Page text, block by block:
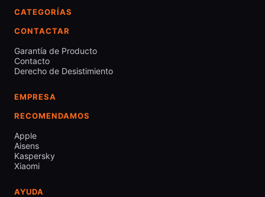
CATEGORÍAS
CONTACTAR
Garantía de Producto
Contacto
Derecho de Desistimiento
EMPRESA
RECOMENDAMOS
Apple
Aisens
Kaspersky
Xiaomi
AYUDA